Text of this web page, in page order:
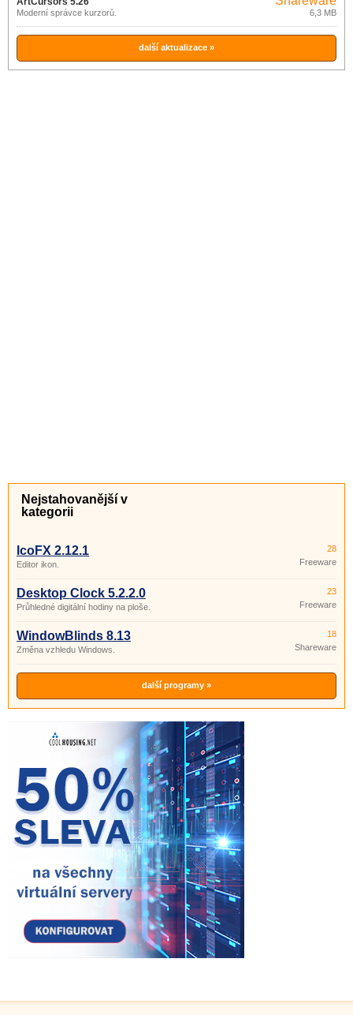
Moderní správce kurzorů. 6,3 MB
další aktualizace »
Nejstahovanější v
kategorii
IcoFX 2.12.1
Editor ikon.
28
Freeware
Desktop Clock 5.2.2.0
Průhledné digitální hodiny na ploše.
23
Freeware
WindowBlinds 8.13
Změna vzhledu Windows.
18
Shareware
další programy »